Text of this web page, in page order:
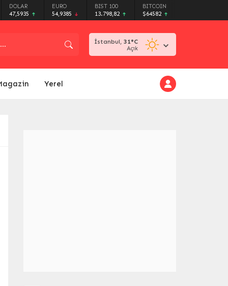
DOLAR
47,5935
EURO
54,9385
BIST 100
13.798,82
BITCOIN
$64582
İstanbul, 31°C
Açık
Yerel